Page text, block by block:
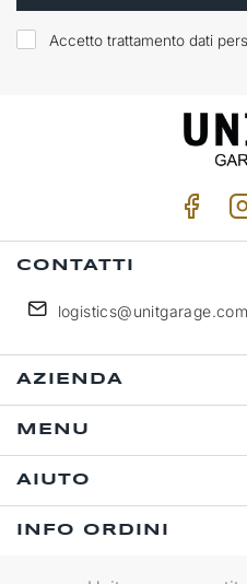
Accetto trattamento dati
CONTATTI
logistics@unitgarage.com
AZIENDA
MENU
AIUTO
INFO ORDINI